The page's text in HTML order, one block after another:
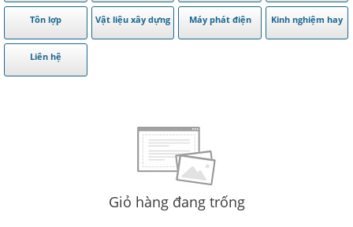
Tôn lợp Vật liệu xây dựng Máy phát điện Kinh nghiệm hay
Liên hệ
Giỏ hàng đang trống